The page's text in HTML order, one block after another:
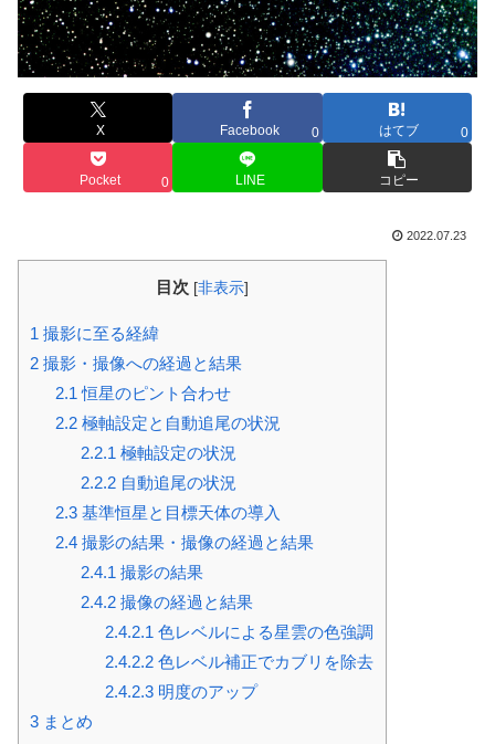
X Facebook 0 はてブ 0
Pocket 0 LINE コピー
2022.07.23
目次 [非表示]
1 撮影に至る経緯
2 撮影・撮像への経過と結果
2.1恒星のピント合わせ
2.2極軸設定と自動追尾の状況
2.2.1極軸設定の状況
2.2.2自動追尾の状況
2.3基準恒星と目標天体の導入
2.4撮影の結果・撮像の経過と結果
2.4.1撮影の結果
2.4.2撮像の経過と結果
2.4.2.1 色レベルによる星雲の色強調
2.4.2.2 色レベル補正でカブリを除去
2.4.2.3 明度のアップ
3 まとめ